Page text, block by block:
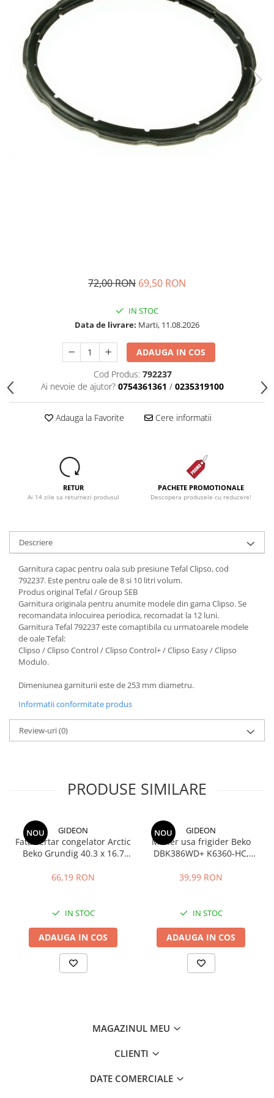
si Uscatoare
Accesorii Electrocasnice Mici
Filtre Purificatoare Aer
Accesorii Piese Aer Conditionat
72,00 RON 69,50 RON
IN STOC
Data de livrare: Marti, 11.08.2026
ADAUGA IN COS
Cod Produs: 792237
Ai nevoie de ajutor? 0754361361 / 0235319100
Adauga la Favorite Cere informatii
RETUR
Ai 14 zile sa returnezi produsul
PACHETE PROMOTIONALE
Descopera produsele cu reducere!
Descriere
Garnitura capac pentru oala sub presiune Tefal Clipso, cod
792237. Este pentru oale de 8 si 10 litri volum.
Produs original Tefal / Group SEB
Garnitura originala pentru anumite modele din gama Clipso. Se
recomandata inlocuirea periodica, recomadat la 12 luni.
Garnitura Tefal 792237 este comaptibila cu urmatoarele modele
de oale Tefal:
Clipso / Clipso Control / Clipso Control+ / Clipso Easy / Clipso
Modulo.
Dimeniunea garniturii este de 253 mm diametru.
Informatii conformitate produs
Review-uri(0)
PRODUSE SIMILARE
NOU GIDEON
Fata sertar congelator Arctic
Beko Grundig 40.3 x 16.7
C00911422
66,19 RON
IN STOC
ADAUGA IN COS
NOU GIDEON
Maner usa frigider Beko
DBK386WD+ K6360-HC,
39,99 RON
IN STOC
ADAUGA IN COS
MAGAZINUL MEU
CLIENTI
DATE COMERCIALE